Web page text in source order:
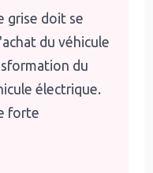
grise doit se
du véhicule
du
électrique.
forte